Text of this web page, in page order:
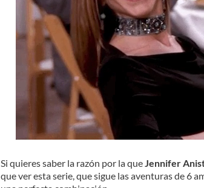
Si quieres saber la razón por la que Jennifer
que ver esta serie, que sigue las aventuras de 6